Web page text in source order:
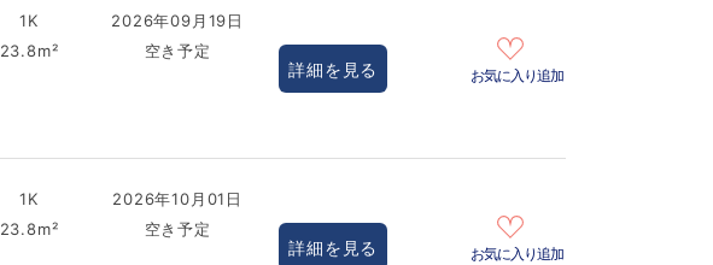
1K
23.8m²
2026年09月19日
空き予定
詳細を見る お気に入り追加
1K
23.8m²
2026年10月01日
空き予定
詳細を見る お気に入り追加